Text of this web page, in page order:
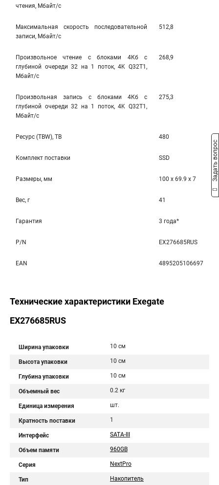
чтения, Мбайт/с
Максимальная скорость последовательной
записи, Мбайт/с
512,8
Произвольное чтение с блоками 4Кб с
глубиной очереди 32 на 1 поток, 4K Q32T1,
Мбайт/с
268,9
Произвольная запись с блоками 4Кб с
глубиной очереди 32 на 1 поток, 4K Q32T1,
Мбайт/с
275,3
Ресурс (TBW), TB 480
Комплект поставки SSD
Размеры, мм 100 x 69.9 x 7
Вес, г 41
Гарантия 3 года*
P/N EX276685RUS
EAN 4895205106697
Технические характеристики Exegate
EX276685RUS
Ширина упаковки 10 см
Высота упаковки 10 см
Глубина упаковки 10 см
Объемный вес 0.2 кг
Единица измерения шт.
Кратность поставки 1
Интерфейс SATA-III
Объем памяти 960GB
Серия NextPro
Тип Накопитель
Задать вопрос